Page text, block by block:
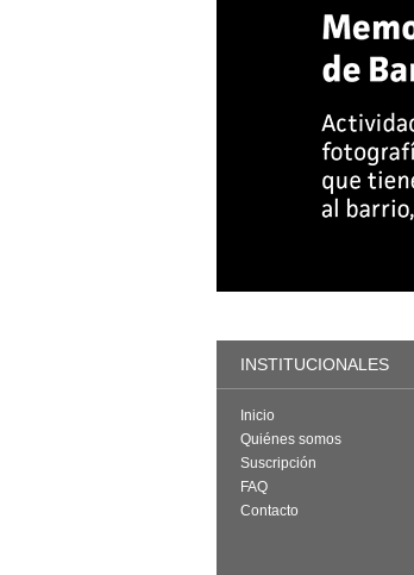
INSTITUCIONALES
Inicio
Quiénes somos
Suscripción
FAQ
Contacto